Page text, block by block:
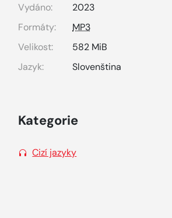
Vydáno:
2023
Formáty:
MP3
Velikost:
582 MiB
Jazyk:
Slovenština
Kategorie
Cizí jazyky